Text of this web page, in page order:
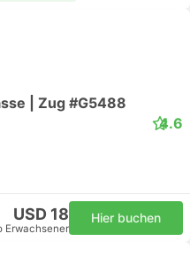
| Zug #G5488
4.6
USD 18
Erwachsener
Hier buchen